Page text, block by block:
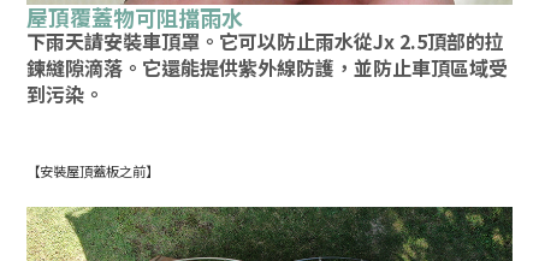
屋頂覆蓋物可阻擋雨水
下雨天請安裝車頂罩。它可以防止雨水從Jx 2.5頂部的拉
鍊縫隙滴落。它還能提供紫外線防護，並防止車頂區域受
到污染。
【安裝屋頂蓋板之前】